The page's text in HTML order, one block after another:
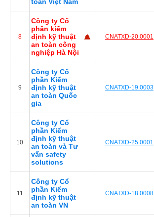
8
Công ty Cổ
phần kiểm
định kỹ thuật
an toàn công
nghiệp Hà Nội
CNATXD-20.0001
9
Công ty Cổ
phần Kiểm
định kỹ thuật
an toàn Quốc
gia
CNATXD-19.0003
10
Công ty Cổ
phần Kiểm
định kỹ thuật
an toàn và Tư
vấn safety
solutions
CNATXD-25.0001
11
Công ty Cổ
phần Kiểm
định kỹ thuật
an toàn VN
CNATXD-18.0008